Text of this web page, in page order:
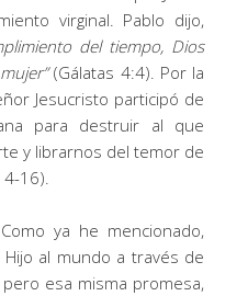
virginal. Pablo dijo,
del tiempo, Dios
”(Gálatas 4:4). Por la
Jesucristo participó de
para destruir al que
y librarnos del temor de
16).
ya he mencionado,
al mundo a través de
esa misma promesa,